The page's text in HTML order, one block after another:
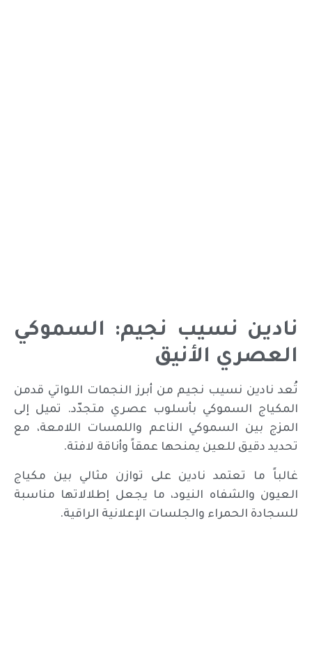
نادين نسيب نجيم: السموكي
العصري الأنيق
تُعد نادين نسيب نجيم من أبرز النجمات اللواتي قدمن
المكياج السموكي بأسلوب عصري متجدّد. تميل إلى
المزج بين السموكي الناعم واللمسات اللامعة، مع
تحديد دقيق للعين يمنحها عمقاً وأناقة لافتة.
غالباً ما تعتمد نادين على توازن مثالي بين مكياج
العيون والشفاه النيود، ما يجعل إطلالاتها مناسبة
للسجادة الحمراء والجلسات الإعلانية الراقية.